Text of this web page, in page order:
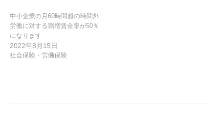
中小企業の月60時間超の時間外
労働に対する割増賃金率が50％
になります
2022年8月15日
社会保険・労働保険